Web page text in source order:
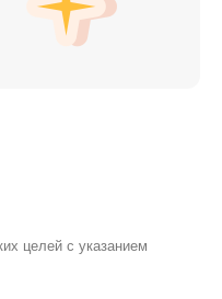
целей с указанием